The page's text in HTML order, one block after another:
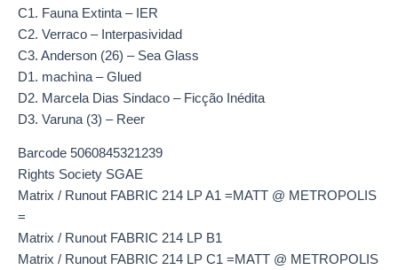
C1. Fauna Extinta – IER
C2. Verraco – Interpasividad
C3. Anderson (26) – Sea Glass
D1. machìna – Glued
D2. Marcela Dias Sindaco – Ficção Inédita
D3. Varuna (3) – Reer
Barcode 5060845321239
Rights Society SGAE
Matrix / Runout FABRIC 214 LP A1 =MATT @ METROPOLIS
=
Matrix / Runout FABRIC 214 LP B1
Matrix / Runout FABRIC 214 LP C1 =MATT @ METROPOLIS